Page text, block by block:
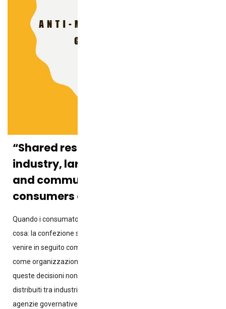
“Shared responsibility between
industry, large-scale retail trade,
and communications: why
consumers only see the shelf.”
Quando i consumatori acquistano il pollo, vedono solo una
cosa: la confezione sullo scaffale. Non vedono chi ha deciso:
venire in seguito come nutrirsi come stabilito come gli autobus
come organizzazione cosa scrivere sull’etichetta Eppure,
queste decisioni non appartengono a un singolo attore. Sono
distribuiti tra industria, grande distribuzione, comunicazione,
agenzie governative, consulenti e marketing. Questo articolo